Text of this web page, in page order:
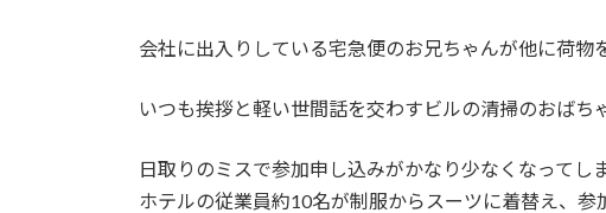
会社に出入りしている宅急便のお兄ちゃんが他に荷
いつも挨拶と軽い世間話を交わすビルの清掃のおば
日取りのミスで参加申し込みがかなり少なくなって
ホテルの従業員約10名が制服からスーツに着替え、参